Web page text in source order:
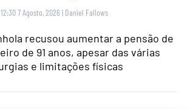
12:30 7 Agosto, 2026 | Daniel Fallows
recusou aumentar a pensão de
de 91 anos, apesar das várias
e limitações físicas